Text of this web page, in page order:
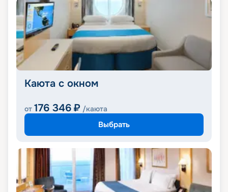
Каюта с окном
от 176 346 ₽ /каюта
Выбрать